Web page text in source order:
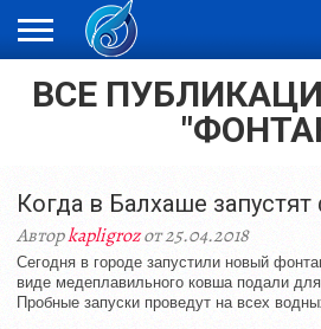
ЖАҢАЛЫҚТАР
НОВОСТИ
ВИДЕО
ФОТОРЕПОРТАЖИ
ОРКЕН
ВСЕ
Когда в Балхаше
Авторkapligrozот 25.04.2018
Сегодня в городе запустили новый
виде медеплавильного ковша подали
Пробные запуски проведут на всех